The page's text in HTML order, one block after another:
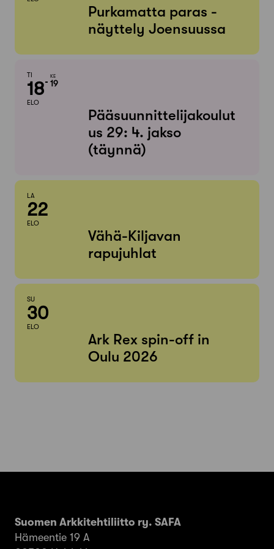
Purkamatta paras -
näyttely Joensuussa
TI
18
ELO
KE
19
Pääsuunnittelijakoulut
us 29: 4. jakso
(täynnä)
LA
22
ELO
Vähä-Kiljavan
rapujuhlat
SU
30
ELO
Ark Rex spin-off in
Oulu 2026
Suomen Arkkitehtiliitto ry. SAFA
Hämeentie 19 A